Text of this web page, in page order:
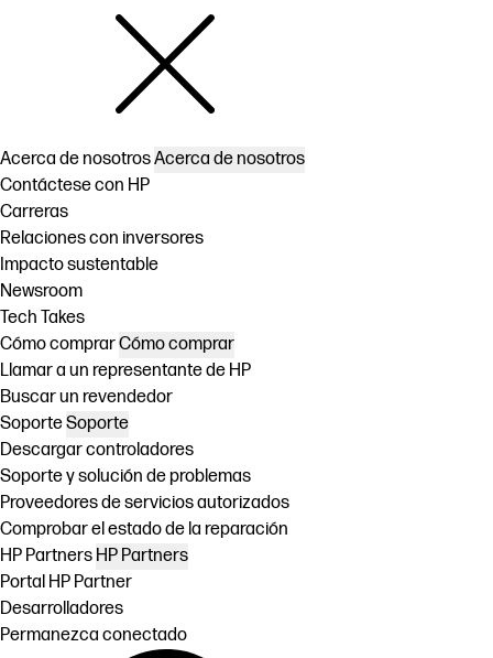
Acerca de nosotrosAcerca de nosotros
Contáctese con HP
Carreras
Relaciones con inversores
Impacto sustentable
Newsroom
Tech Takes
Cómo comprarCómo comprar
Llamar a un representante de HP
Buscar un revendedor
SoporteSoporte
Descargar controladores
Soporte y solución de problemas
Proveedores de servicios autorizados
Comprobar el estado de la reparación
HP Partners HP Partners
Portal HP Partner
Desarrolladores
Permanezca conectado